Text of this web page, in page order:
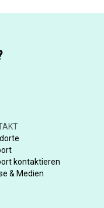
kontaktieren
& Medien